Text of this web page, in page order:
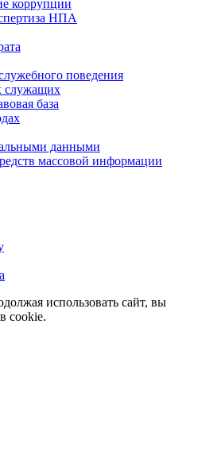
коррупции
НПА
поведения
служащих
база
данными
массовой информации
использовать сайт, вы
cookie.